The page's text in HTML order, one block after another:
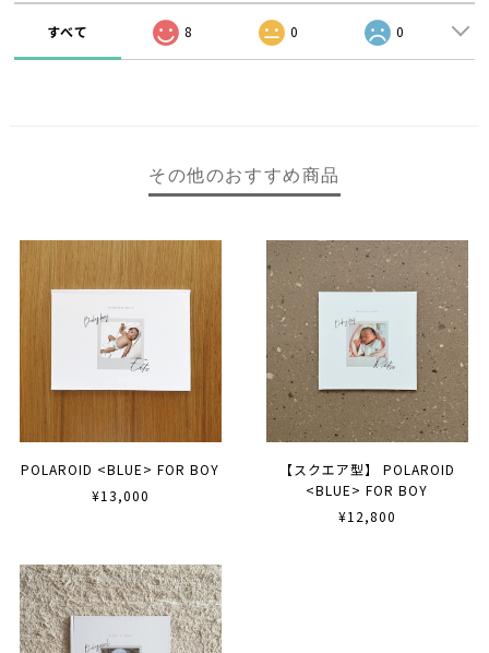
すべて 8 0 0
その他のおすすめ商品
POLAROID <BLUE> FOR BOY
¥13,000
【スクエア型】 POLAROID
<BLUE> FOR BOY
¥12,800